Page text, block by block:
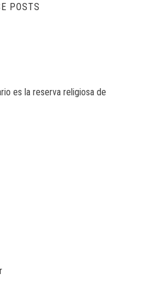
POSTS
es la reserva religiosa de